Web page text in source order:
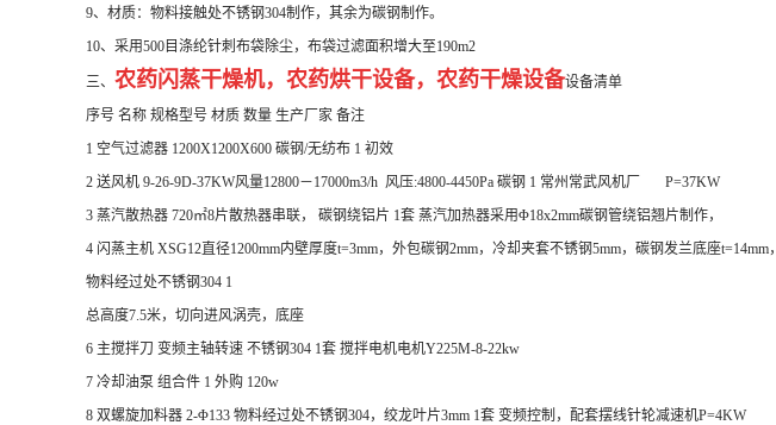
9、材质：物料接触处不锈钢304制作，其余为碳钢制作。
10、采用500目涤纶针刺布袋除尘，布袋过滤面积增大至190m2
三、 农药闪蒸干燥机， 农药烘干设备， 农药干燥设备设备清单
序号 名称 规格型号 材质 数量 生产厂家 备注
1 空气过滤器 1200X1200X600 碳钢/无纺布 1 初效
2 送风机 9-26-9D-37KW风量12800－17000m3/h 风压:4800-4450Pa 碳钢 1 常州常武风机厂 P=37KW
3 蒸汽散热器 720㎡8片散热器串联， 碳钢绕铝片 1套 蒸汽加热器采用Φ18x2mm碳钢管绕铝翘片制作，
4 闪蒸主机 XSG12直径1200mm内壁厚度t=3mm，外包碳钢2mm，冷却夹套不锈钢5mm，碳钢发兰底座t=14mm，
物料经过处不锈钢304 1
总高度7.5米，切向进风涡壳，底座
6 主搅拌刀 变频主轴转速 不锈钢304 1套 搅拌电机电机Y225M-8-22kw
7 冷却油泵 组合件 1 外购 120w
8 双螺旋加料器 2-Φ133 物料经过处不锈钢304，绞龙叶片3mm 1套 变频控制，配套摆线针轮减速机P=4KW